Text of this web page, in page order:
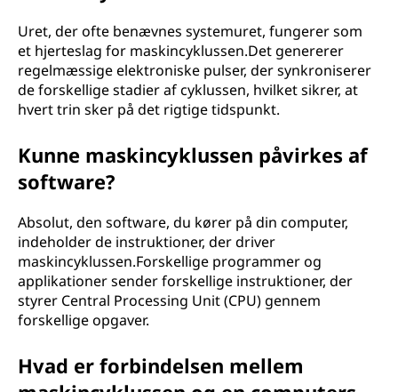
Uret, der ofte benævnes systemuret, fungerer som
et hjerteslag for maskincyklussen.Det genererer
regelmæssige elektroniske pulser, der synkroniserer
de forskellige stadier af cyklussen, hvilket sikrer, at
hvert trin sker på det rigtige tidspunkt.
Kunne maskincyklussen påvirkes af
software?
Absolut, den software, du kører på din computer,
indeholder de instruktioner, der driver
maskincyklussen.Forskellige programmer og
applikationer sender forskellige instruktioner, der
styrer Central Processing Unit (CPU) gennem
forskellige opgaver.
Hvad er forbindelsen mellem